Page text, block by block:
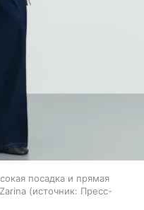
посадка и прямая
источник: Пресс-